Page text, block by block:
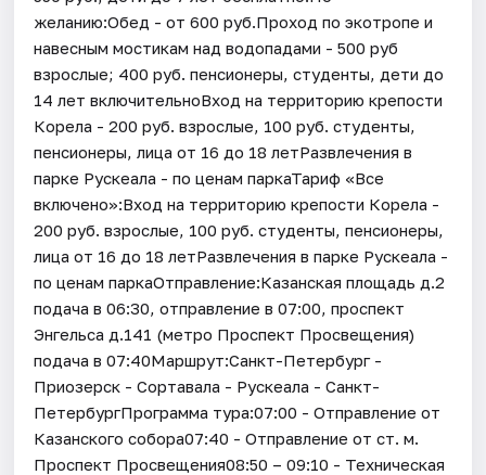
желанию:Обед - от 600 руб.Проход по экотропе и
навесным мостикам над водопадами - 500 руб
взрослые; 400 руб. пенсионеры, студенты, дети до
14 лет включительноВход на территорию крепости
Корела - 200 руб. взрослые, 100 руб. студенты,
пенсионеры, лица от 16 до 18 летРазвлечения в
парке Рускеала - по ценам паркаТариф «Все
включено»:Вход на территорию крепости Корела -
200 руб. взрослые, 100 руб. студенты, пенсионеры,
лица от 16 до 18 летРазвлечения в парке Рускеала -
по ценам паркаОтправление:Казанская площадь д.2
подача в 06:30, отправление в 07:00, проспект
Энгельса д.141 (метро Проспект Просвещения)
подача в 07:40Маршрут:Санкт-Петербург -
Приозерск - Сортавала - Рускеала - Санкт-
ПетербургПрограмма тура:07:00 - Отправление от
Казанского собора07:40 - Отправление от ст. м.
Проспект Просвещения08:50 – 09:10 - Техническая